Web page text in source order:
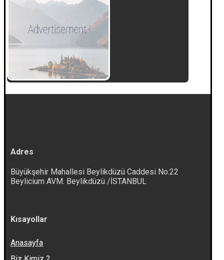
Adres
Büyükşehir Mahallesi Beylikdüzü Caddesi No:22
Beylicium AVM. Beylikdüzü /İSTANBUL
Kısayollar
Anasayfa